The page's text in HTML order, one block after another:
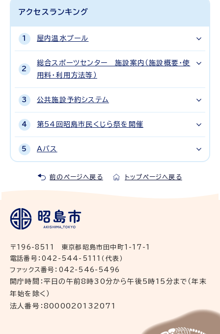
アクセスランキング
屋内温水プール
総合スポーツセンター 施設案内（施設概要・使
用料・利用方法等）
公共施設予約システム
第54回昭島市民くじら祭を開催
Aバス
前のページへ戻る トップページへ戻る
〒196-8511 東京都昭島市田中町1-17-1
電話番号：042-544-5111（代表）
ファックス番号：042-546-5496
開庁時間：平日の午前8時30分から午後5時15分まで（年末
年始を除く）
法人番号：8000020132071